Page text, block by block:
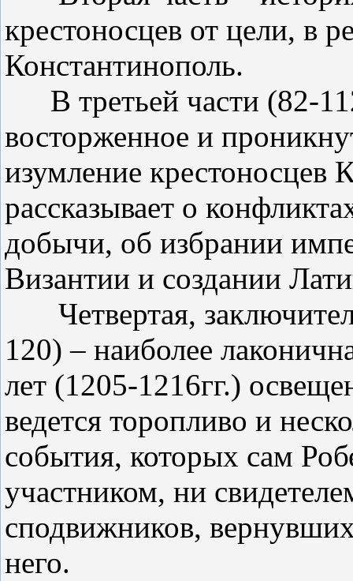
крестоносцев от цели, в
Константинополь.
В третьей части (82-
восторженное и
изумление крестоносцев
рассказывает о
добычи, об избрании
Византии и создании
Четвертая,
120) – наиболее
лет (1205-1216гг.)
ведется торопливо и
события, которых сам
участником, ни
сподвижников,
него.